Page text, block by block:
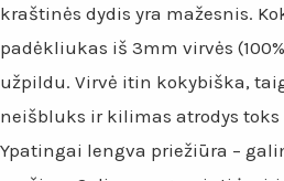
kraštinės dydis yra mažesnis.
padėkliukas iš 3mm virvės
užpildu. Virvė itin kokybiška,
neišbluks ir kilimas atrodys
Ypatingai lengva priežiūra –